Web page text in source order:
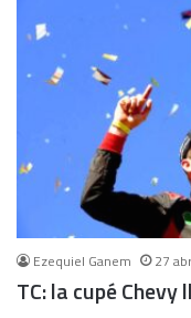
Ezequiel Ganem 27
TC: la cupé